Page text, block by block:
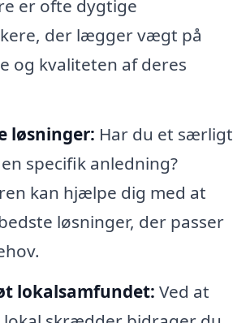
er ofte dygtige
der lægger vægt på
og kvaliteten af deres
løsninger: Har du et særligt
specifik anledning?
kan hjælpe dig med at
løsninger, der passer
lokalsamfundet: Ved at